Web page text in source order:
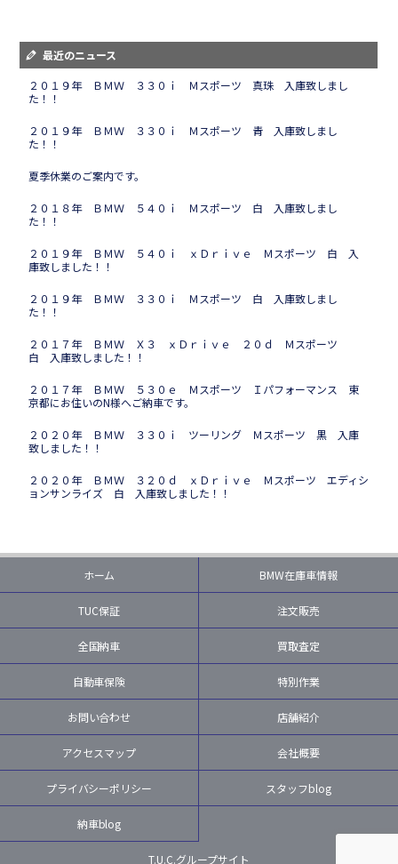
最近のニュース
２０１９年 ＢＭＷ ３３０ｉ Ｍスポーツ 真珠 入庫致しまし
た！！
２０１９年 ＢＭＷ ３３０ｉ Ｍスポーツ 青 入庫致しまし
た！！
夏季休業のご案内です。
２０１８年 ＢＭＷ ５４０ｉ Ｍスポーツ 白 入庫致しまし
た！！
２０１９年 ＢＭＷ ５４０ｉ ｘＤｒｉｖｅ Ｍスポーツ 白 入
庫致しました！！
２０１９年 ＢＭＷ ３３０ｉ Ｍスポーツ 白 入庫致しまし
た！！
２０１７年 ＢＭＷ Ｘ３ ｘＤｒｉｖｅ ２０ｄ Ｍスポーツ
白 入庫致しました！！
２０１７年 ＢＭＷ ５３０ｅ Ｍスポーツ Ｉパフォーマンス 東
京都にお住いのN様へご納車です。
２０２０年 ＢＭＷ ３３０ｉ ツーリング Ｍスポーツ 黒 入庫
致しました！！
２０２０年 ＢＭＷ ３２０ｄ ｘＤｒｉｖｅ Ｍスポーツ エディシ
ョンサンライズ 白 入庫致しました！！
ホーム BMW在庫車情報
TUC保証 注文販売
全国納車 買取査定
自動車保険 特別作業
お問い合わせ 店舗紹介
アクセスマップ 会社概要
プライバシーポリシー スタッフblog
納車blog
T.U.C.グループサイト